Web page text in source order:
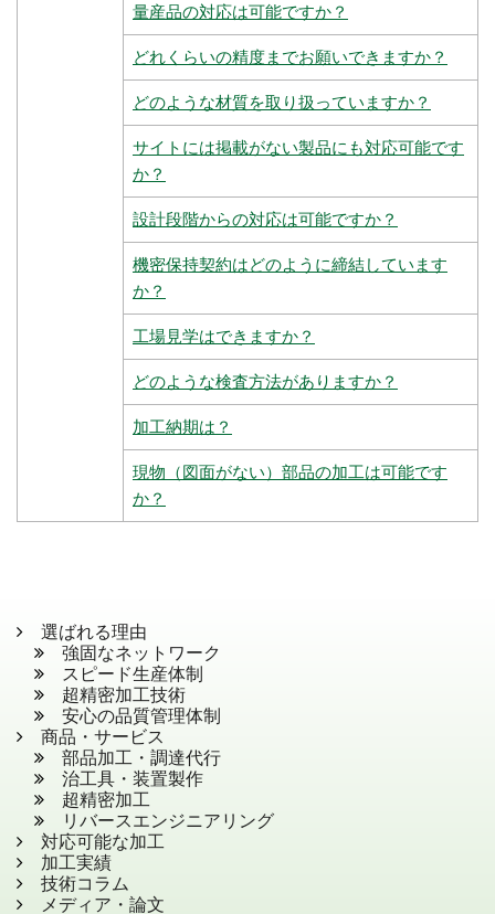
量産品の対応は可能ですか？
どれくらいの精度までお願いできますか？
どのような材質を取り扱っていますか？
サイトには掲載がない製品にも対応可能です
か？
設計段階からの対応は可能ですか？
機密保持契約はどのように締結しています
か？
工場見学はできますか？
どのような検査方法がありますか？
加工納期は？
現物（図面がない）部品の加工は可能です
か？
選ばれる理由
強固なネットワーク
スピード生産体制
超精密加工技術
安心の品質管理体制
商品・サービス
部品加工・調達代行
治工具・装置製作
超精密加工
リバースエンジニアリング
対応可能な加工
加工実績
技術コラム
メディア・論文